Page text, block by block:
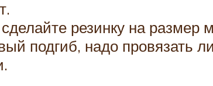
резинку на
подгиб, надо провязать